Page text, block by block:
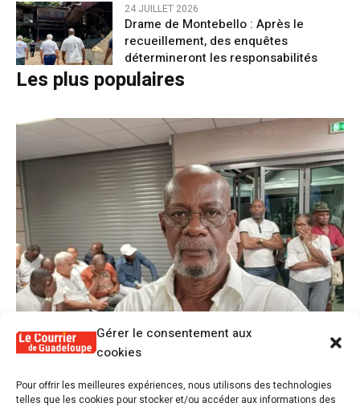
Gérer le consentement aux
cookies
Pour offrir les meilleures expériences, nous utilisons des technologies
telles que les cookies pour stocker et/ou accéder aux informations des
24 JUILLET 2026
Drame de Montebello : Après le
recueillement, des enquêtes
détermineront les responsabilités
Les plus populaires
Alex Lollia : « Cédric Cornet développait